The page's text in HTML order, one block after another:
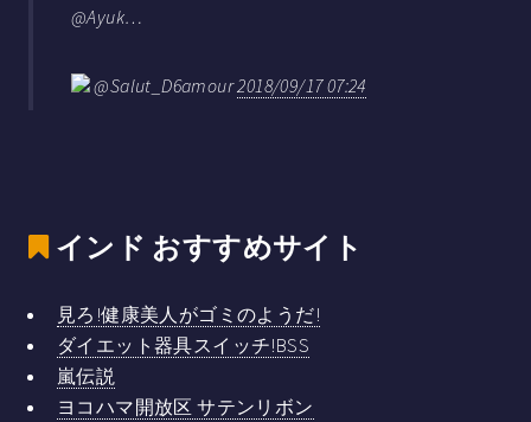
@Ayuk…
@Salut_D6amour2018/09/17 07:24
インド おすすめサイト
見ろ!健康美人がゴミのようだ!
ダイエット器具スイッチ!BSS
嵐伝説
ヨコハマ開放区 サテンリボン